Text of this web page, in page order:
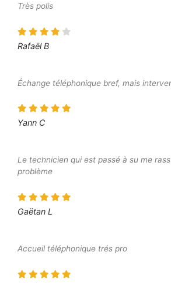
Très polis
Rafaël B
Échange téléphonique bref, mais
Yann C
Le technicien qui est passé à su me
problème
Gaëtan L
Accueil téléphonique trés pro